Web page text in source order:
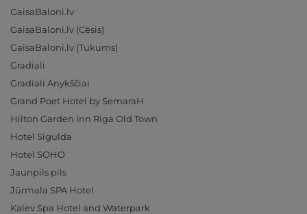
GaisaBaloni.lv
GaisaBaloni.lv (Cēsis)
GaisaBaloni.lv (Tukums)
Gradiali
Gradiali Anykščiai
Grand Poet Hotel by SemaraH
Hilton Garden Inn Riga Old Town
Hotel Sigulda
Hotel SOHO
Jaunpils pils
Jūrmala SPA Hotel
Kalev Spa Hotel and Waterpark